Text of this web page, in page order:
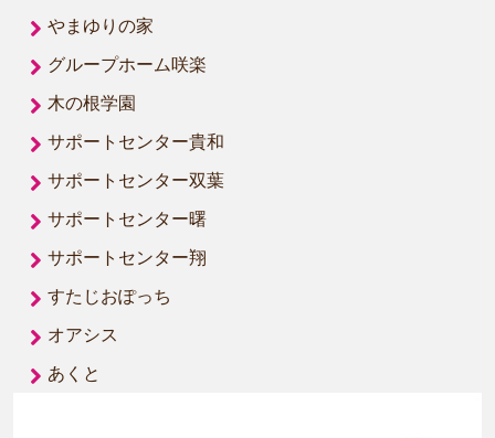
やまゆりの家
グループホーム咲楽
木の根学園
サポートセンター貴和
サポートセンター双葉
サポートセンター曙
サポートセンター翔
すたじおぽっち
オアシス
あくと